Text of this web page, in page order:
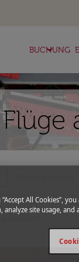
BUCHUNG
keyboard_arrow_down
“Accept All Cookies”,
analyze site usage,